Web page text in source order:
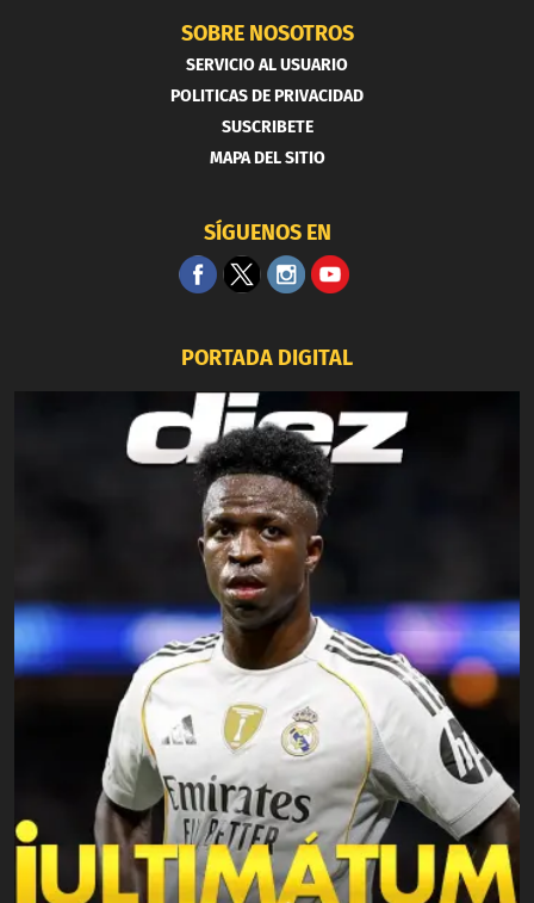
SOBRE NOSOTROS
SERVICIO AL USUARIO
POLITICAS DE PRIVACIDAD
SUSCRIBETE
MAPA DEL SITIO
SÍGUENOS EN
PORTADA DIGITAL